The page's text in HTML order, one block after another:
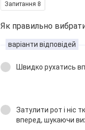
Запитання 8
Як правильно
варіанти відповідей
Швидко рухатись
Затулити рот і ніс
вперед, шукаючи